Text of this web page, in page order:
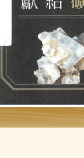
事典：120種主要
張高清圖片，專
用放大鏡和條痕顏
物